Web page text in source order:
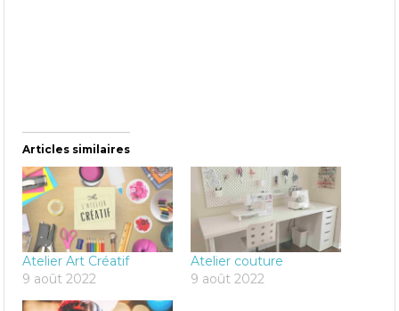
Articles similaires
Atelier Art Créatif
9 août 2022
Atelier couture
9 août 2022